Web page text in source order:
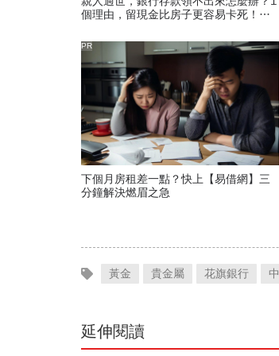
個理由，留現金比房子更容易卡死！遺
下個月房租差一點？快上【易借網】三
分鐘解決燃眉之急
PR
黃金 貴金屬 花旗銀行
延伸閱讀